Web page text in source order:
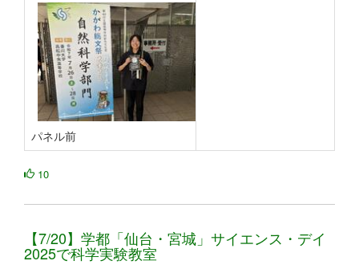
パネル前
10
【7/20】学都「仙台・宮城」サイエンス・デイ
2025で科学実験教室